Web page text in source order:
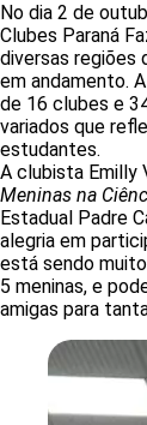
No dia 2 de
Clubes Paraná
diversas regiões
em andamento.
de 16 clubes e
variados que
estudantes.
A clubista Emilly
Meninas na
Estadual Padre
alegria em
está sendo
5 meninas, e
amigas para